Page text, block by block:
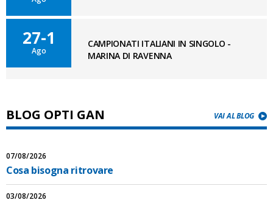
27-1
Ago
CAMPIONATI ITALIANI IN SINGOLO -
MARINA DI RAVENNA
BLOG OPTI GAN VAI AL BLOG
07/08/2026
Cosa bisogna ritrovare
03/08/2026